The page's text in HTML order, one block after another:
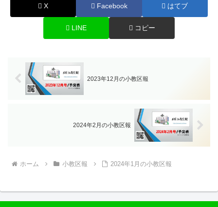
X Facebook はてブ
LINE コピー
2023年12月の小教区報
2024年2月の小教区報
ホーム 小教区報 2024年1月の小教区報